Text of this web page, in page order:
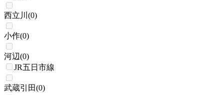
西立川 (0)
小作(0)
河辺(0)
JR五日市線
武蔵引田(0)